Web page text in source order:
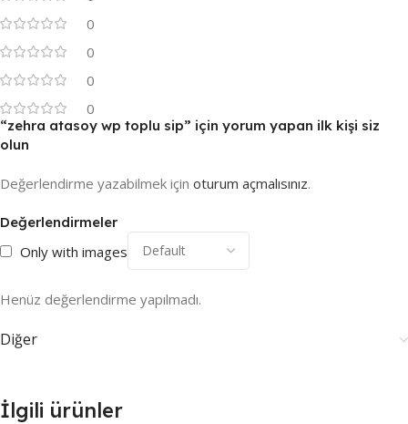
0
0
0
0
Değerlendirmeler
Only with images
Henüz değerlendirme yapılmadı.
“zehra atasoy wp toplu sip” için yorum yapan ilk kişi siz
olun
Değerlendirme yazabilmek için oturum açmalısınız.
Diğer
İlgili ürünler